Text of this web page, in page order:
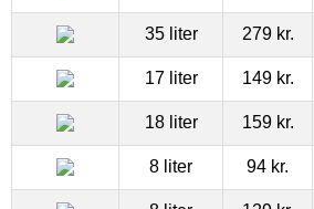
35 liter 279 kr.
17 liter 149 kr.
18 liter 159 kr.
8 liter 94 kr.